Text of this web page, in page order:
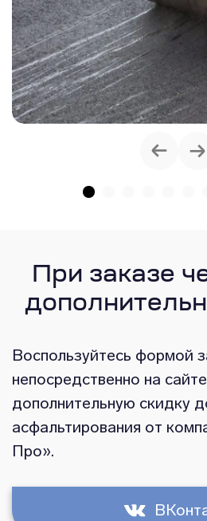
При заказе
Воспользуйтесь формой
непосредственно на
дополнительную скидку
асфальтирования от
Про».